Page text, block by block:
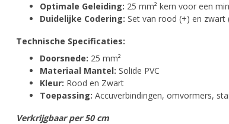
Optimale Geleiding: 25 mm² kern voor een
Duidelijke Codering: Set van rood (+) en
Technische Specificaties:
Doorsnede: 25 mm²
Materiaal Mantel: Solide PVC
Kleur: Rood en Zwart
Toepassing: Accuverbindingen, omvormers,
Verkrijgbaar per 50 cm